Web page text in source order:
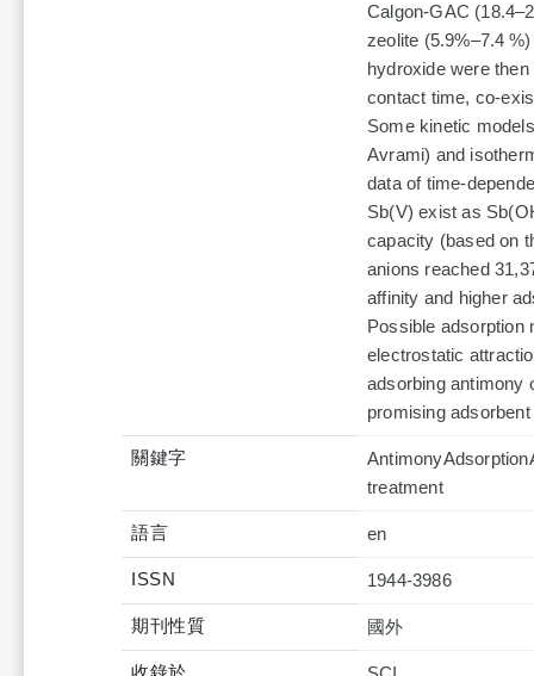
Calgon-GAC
zeolite (5.9%–7.4
hydroxide were
contact time, co-
Some kinetic
Avrami) and
data of time-
Sb(V) exist as
capacity (based on
anions reached
affinity and higher
Possible adsorption
electrostatic
adsorbing antimony
promising
關鍵字
treatment
語言 en
ISSN 1944-3986
期刊性質 國外
收錄於